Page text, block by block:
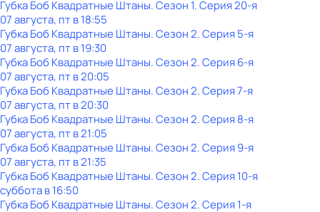
Губка Боб Квадратные Штаны. Сезон 1. Серия 20-я
07 августа, пт в 18:55
Губка Боб Квадратные Штаны. Сезон 2. Серия 5-я
07 августа, пт в 19:30
Губка Боб Квадратные Штаны. Сезон 2. Серия 6-я
07 августа, пт в 20:05
Губка Боб Квадратные Штаны. Сезон 2. Серия 7-я
07 августа, пт в 20:30
Губка Боб Квадратные Штаны. Сезон 2. Серия 8-я
07 августа, пт в 21:05
Губка Боб Квадратные Штаны. Сезон 2. Серия 9-я
07 августа, пт в 21:35
Губка Боб Квадратные Штаны. Сезон 2. Серия 10-я
субботав16:50
Губка Боб Квадратные Штаны. Сезон 2. Серия 1-я